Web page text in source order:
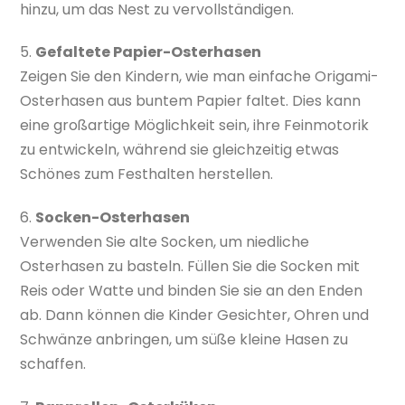
hinzu, um das Nest zu vervollständigen.
5. Gefaltete Papier-Osterhasen
Zeigen Sie den Kindern, wie man einfache Origami-
Osterhasen aus buntem Papier faltet. Dies kann
eine großartige Möglichkeit sein, ihre Feinmotorik
zu entwickeln, während sie gleichzeitig etwas
Schönes zum Festhalten herstellen.
6. Socken-Osterhasen
Verwenden Sie alte Socken, um niedliche
Osterhasen zu basteln. Füllen Sie die Socken mit
Reis oder Watte und binden Sie sie an den Enden
ab. Dann können die Kinder Gesichter, Ohren und
Schwänze anbringen, um süße kleine Hasen zu
schaffen.